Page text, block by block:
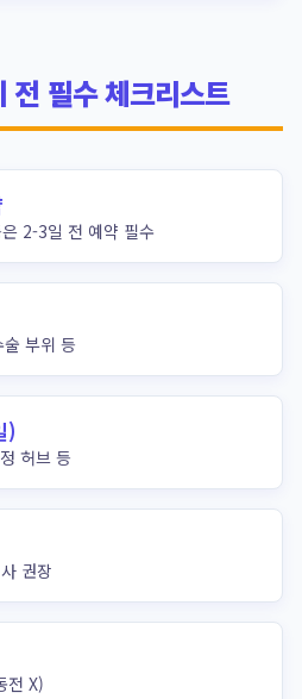
전 필수 체크리스트
2-3일 전 예약 필수
부위 등
)
허브 등
권장
전 X)